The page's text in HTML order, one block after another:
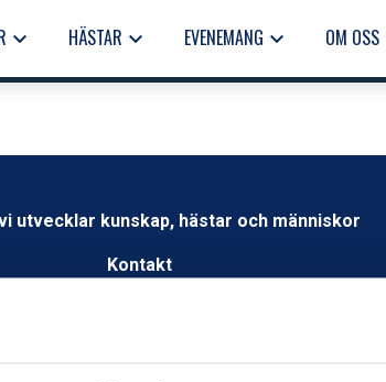
keyboard_arrow_down HÄSTAR keyboard_arrow_down EVENEMANG keyboard_arrow_down OM OSS
utvecklar kunskap, hästar och människor
Kontakt
Växel öppen 09.00 – 12.00